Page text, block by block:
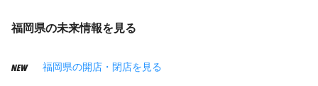
福岡県の未来情報を見る
福岡県の開店・閉店を見る